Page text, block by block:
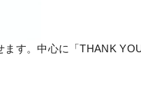
す。中心に「THANK